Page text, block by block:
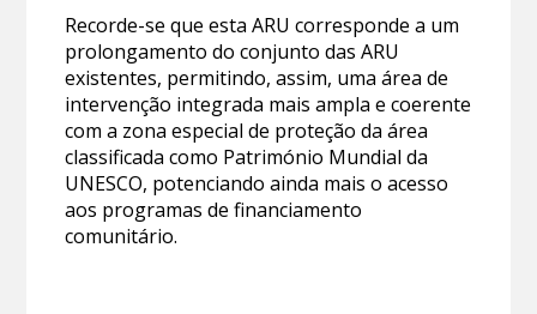
Recorde-se que esta ARU corresponde a um
prolongamento do conjunto das ARU
existentes, permitindo, assim, uma área de
intervenção integrada mais ampla e coerente
com a zona especial de proteção da área
classificada como Património Mundial da
UNESCO, potenciando ainda mais o acesso
aos programas de financiamento
comunitário.